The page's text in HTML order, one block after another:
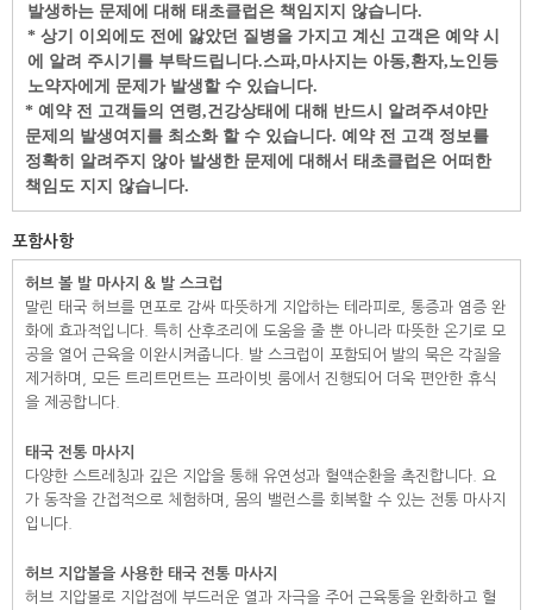
발생하는 문제에 대해 태초클럽은 책임지지 않습니다.
*상기 이외에도 전에 앓았던 질병을 가지고 계신 고객은 예약 시
에 알려 주시기를 부탁드립니다.스파,마사지는 아동,환자, 노인등
노약자에게 문제가 발생할 수 있습니다.
* 예약 전 고객들의 연령,건강상태에 대해 반드시 알려주셔야만
문제의 발생여지를 최소화 할 수 있습니다. 예약 전 고객 정보를
정확히 알려주지 않아 발생한 문제에 대해서 태초클럽은 어떠한
책임도 지지 않습니다.
포함사항
허브 볼 발 마사지 & 발 스크럽
말린 태국 허브를 면포로 감싸 따뜻하게 지압하는 테라피로, 통증과 염증 완
화에 효과적입니다. 특히 산후조리에 도움을 줄 뿐 아니라 따뜻한 온기로 모
공을 열어 근육을 이완시켜줍니다. 발 스크럽이 포함되어 발의 묵은 각질을
제거하며, 모든 트리트먼트는 프라이빗 룸에서 진행되어 더욱 편안한 휴식
을 제공합니다.
태국 전통 마사지
다양한 스트레칭과 깊은 지압을 통해 유연성과 혈액순환을 촉진합니다. 요
가 동작을 간접적으로 체험하며, 몸의 밸런스를 회복할 수 있는 전통 마사지
입니다.
허브 지압볼을 사용한 태국 전통 마사지
허브 지압볼로 지압점에 부드러운 열과 자극을 주어 근육통을 완화하고 혈